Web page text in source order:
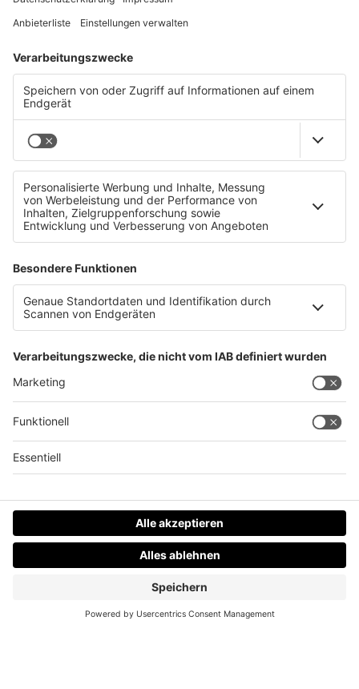
Veröffentlichung derselben im Internet auf
allen Kanälen von Life Radio, OÖ Tourismus
sowie in sonstigen Publikationen.
Weitere Informationenzu
"Personenbezogenen Daten"gemäß
Datenschutzgrundverordnung
Datenschutz